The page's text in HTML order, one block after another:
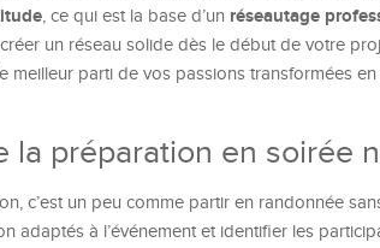
, ce qui est la base d’un réseautage
un réseau solide dès le début de votre
meilleur parti de vos passions transformées
la préparation en soirée
c’est un peu comme partir en randonnée
adaptés à l’événement et identifier les